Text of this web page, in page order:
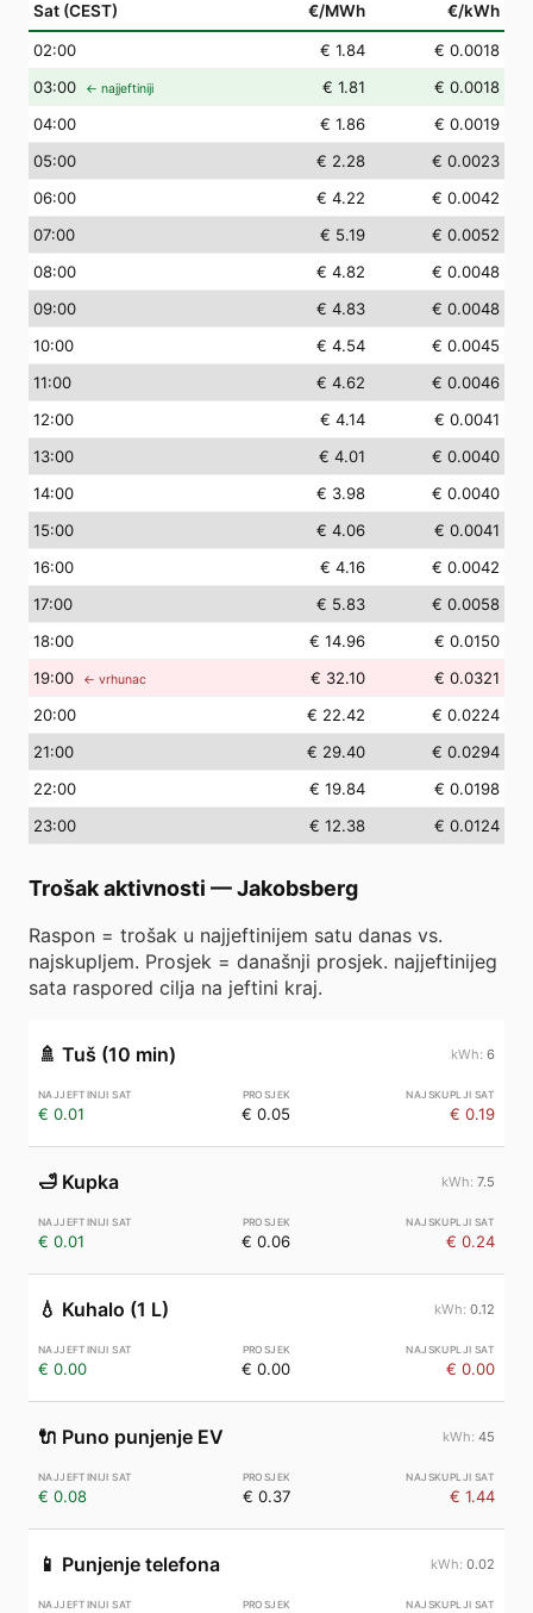
Sat (CEST) €/MWh €/kWh
02:00 € 1.84
€ 0.0018
03:00 ← najjeftiniji € 1.81
€ 0.0018
04:00 € 1.86
€ 0.0019
05:00 € 2.28
€ 0.0023
06:00 € 4.22
€ 0.0042
07:00 € 5.19
€ 0.0052
08:00 € 4.82
€ 0.0048
09:00 € 4.83
€ 0.0048
10:00 € 4.54
€ 0.0045
11:00 € 4.62
€ 0.0046
12:00 € 4.14
€ 0.0041
13:00 € 4.01
€ 0.0040
14:00 € 3.98
€ 0.0040
15:00 € 4.06
€ 0.0041
16:00 € 4.16
€ 0.0042
17:00 € 5.83
€ 0.0058
18:00 € 14.96
€ 0.0150
19:00 ← vrhunac € 32.10
€ 0.0321
20:00 € 22.42
€ 0.0224
21:00 € 29.40
€ 0.0294
22:00 € 19.84
€ 0.0198
23:00 € 12.38 € 0.0124
Trošak aktivnosti —Jakobsberg
Raspon = trošak u najjeftinijem satu danas vs.
najskupljem. Prosjek = današnji prosjek. najjeftinijeg
sata raspored cilja na jeftini kraj.
🚿 Tuš (10 min) 6
€ 0.01 € 0.05 € 0.19
🛁 Kupka 7.5
€ 0.01 € 0.06 € 0.24
💧 Kuhalo (1 L) 0.12
€ 0.00 € 0.00 € 0.00
🔌 Puno punjenje EV 45
€ 0.08 € 0.37 € 1.44
📱 Punjenje telefona 0.02